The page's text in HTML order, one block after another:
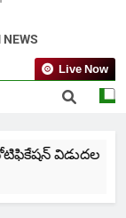
NEWS
Live Now
విడుదల